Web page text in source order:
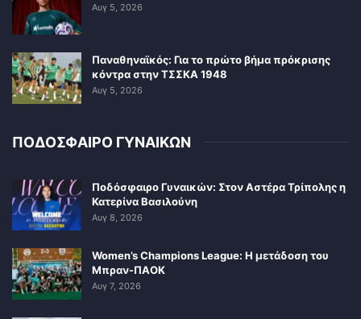
Αυγ 5, 2026
Παναθηναϊκός: Για το πρώτο βήμα πρόκρισης
κόντρα στην ΤΣΣΚΑ 1948
Αυγ 5, 2026
ΠΟΔΟΣΦΑΙΡΟ ΓΥΝΑΙΚΩΝ
Ποδόσφαιρο Γυναικών: Στον Αστέρα Τρίπολης η
Κατερίνα Βασιλούνη
Αυγ 8, 2026
Women’s Champions League: Η μετάδοση του
Μπραν-ΠΑΟΚ
Αυγ 7, 2026